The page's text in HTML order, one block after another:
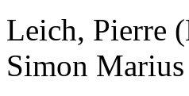
Leich, Pierre
Simon